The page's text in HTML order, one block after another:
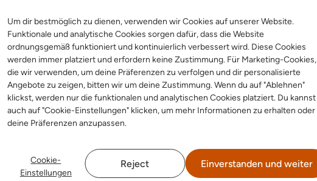
Um dir bestmöglich zu dienen, verwenden wir Cookies auf unserer Website.
Funktionale und analytische Cookies sorgen dafür, dass die Website
ordnungsgemäß funktioniert und kontinuierlich verbessert wird. Diese Cookies
werden immer platziert und erfordern keine Zustimmung. Für Marketing-Cookies,
die wir verwenden, um deine Präferenzen zu verfolgen und dir personalisierte
Angebote zu zeigen, bitten wir um deine Zustimmung. Wenn du auf "Ablehnen"
klickst, werden nur die funktionalen und analytischen Cookies platziert. Du kannst
auch auf "Cookie-Einstellungen" klicken, um mehr Informationen zu erhalten oder
deine Präferenzen anzupassen.
Cookie-
Einstellungen
Reject Einverstanden und weiter
-30%
Sneaker Low
€ 259,99
€ 181,99
Sneaker Low
€ 259,99 € 129,99